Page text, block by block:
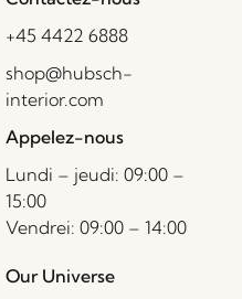
+45 4422 6888
shop@hubsch-
interior.com
Appelez-nous
Lundi – jeudi: 09:00 –
15:00
Vendrei: 09:00 – 14:00
Our Universe